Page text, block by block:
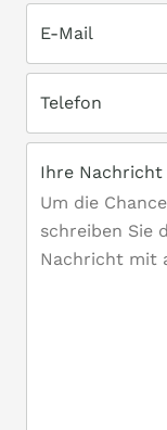
E-Mail
Telefon
Ihre Nachricht